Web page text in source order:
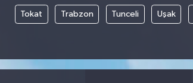
Tokat Trabzon Tunceli Uşak